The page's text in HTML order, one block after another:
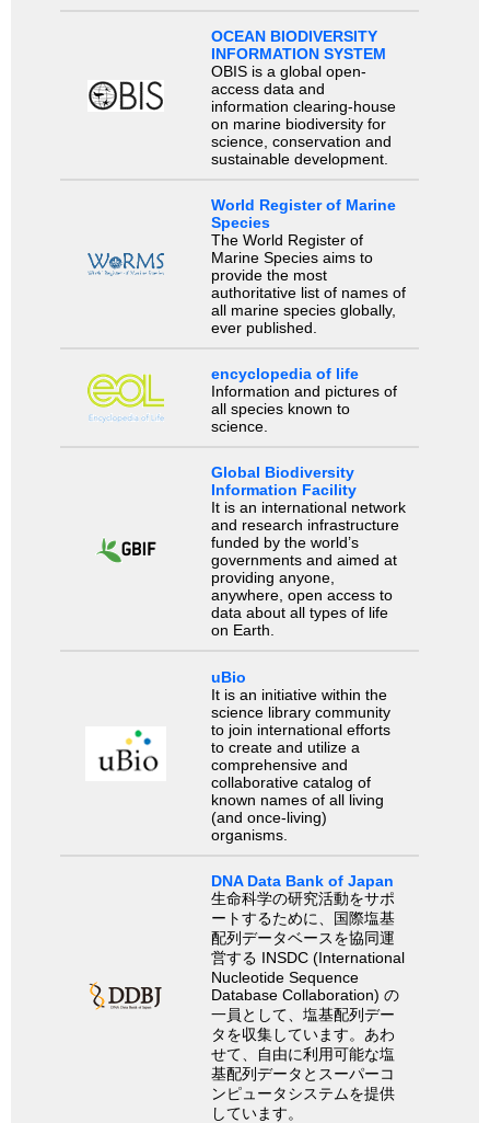
OCEAN BIODIVERSITY
INFORMATION SYSTEM
OBIS is a global open-
access data and
information clearing-house
on marine biodiversity for
science, conservation and
sustainable development.
World Register of Marine
Species
The World Register of
Marine Species aims to
provide the most
authoritative list of names of
all marine species globally,
ever published.
encyclopedia of life
Information and pictures of
all species known to
science.
Global Biodiversity
Information Facility
It is an international network
and research infrastructure
funded by the world’s
governments and aimed at
providing anyone,
anywhere, open access to
data about all types of life
on Earth.
uBio
It is an initiative within the
science library community
to join international efforts
to create and utilize a
comprehensive and
collaborative catalog of
known names of all living
(and once-living)
organisms.
DNA Data Bank of Japan
生命科学の研究活動をサポ
ートするために、国際塩基
配列データベースを協同運
営する INSDC (International
Nucleotide Sequence
Database Collaboration) の
一員として、塩基配列デー
タを収集しています。あわ
せて、自由に利用可能な塩
基配列データとスーパーコ
ンピュータシステムを提供
しています。